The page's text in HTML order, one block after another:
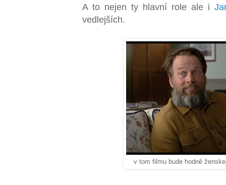
A to nejen ty hlavní role ale i
vedlejších.
v tom filmu bude hodně